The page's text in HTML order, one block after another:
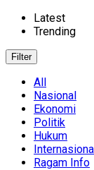
Latest
Trending
Filter
All
Nasional
Ekonomi
Politik
Hukum
Ragam Info